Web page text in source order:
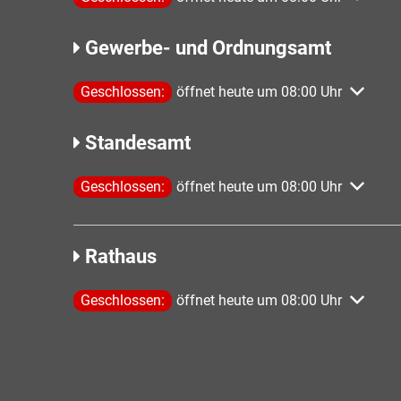
Gewerbe- und Ordnungsamt
Klicken, um weitere Öffnungs- oder Schließzeiten
Geschlossen: öffnet heute um 08:00 Uhr
Standesamt
Klicken, um weitere Öffnungs- oder Schließzeiten
Geschlossen: öffnet heute um 08:00 Uhr
Rathaus
Klicken, um weitere Öffnungs- oder Schließzeiten
Geschlossen: öffnet heute um 08:00 Uhr